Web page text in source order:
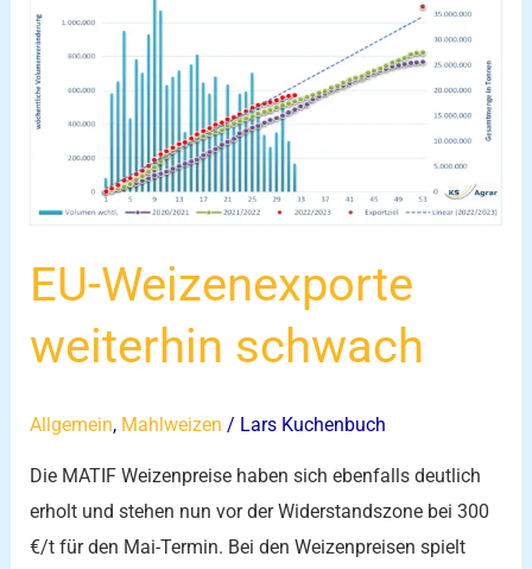
EU-Weizenexporte
weiterhin schwach
Allgemein, Mahlweizen / Lars Kuchenbuch
Die MATIF Weizenpreise haben sich ebenfalls deutlich
erholt und stehen nun vor der Widerstandszone bei 300
€/t für den Mai-Termin. Bei den Weizenpreisen spielt
Weizenexporte
weiterhin
schwach